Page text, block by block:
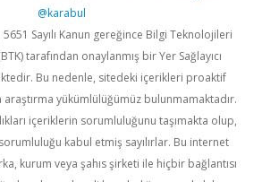
@karabul
5651 Sayılı Kanun gereğince Bilgi Teknolojileri
tarafından onaylanmış bir Yer Sağlayıcı
Bu nedenle, sitedeki içerikleri proaktif
yükümlülüğümüz bulunmamaktadır.
içeriklerin sorumluluğunu taşımakta olup,
kabul etmiş sayılırlar. Bu internet
kurum veya şahıs şirketi ile hiçbir bağlantısı